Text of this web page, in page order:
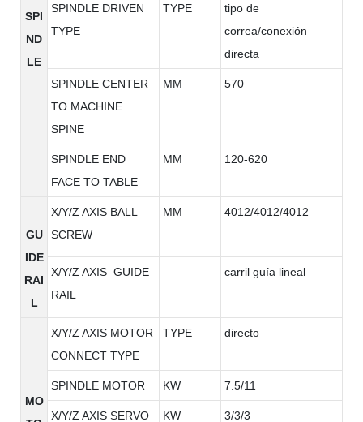
SPI
ND
LE
SPINDLE DRIVEN
TYPE
TYPE
tipo de
correa/conexión
directa
SPINDLE CENTER
TO MACHINE
SPINE
MM 570
SPINDLE END
FACE TO TABLE
MM 120-620
GU
IDE
RAI
L
X/Y/Z AXIS BALL
SCREW
MM 4012/4012/4012
X/Y/Z AXIS GUIDE
RAIL
carril guía lineal
MO
X/Y/Z AXIS MOTOR
CONNECT TYPE
TYPE directo
SPINDLE MOTOR KW 7.5/11
X/Y/Z AXIS SERVO
KW 3/3/3